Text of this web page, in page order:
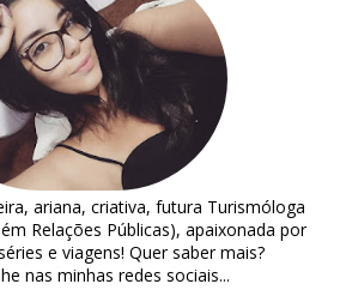
ariana, criativa, futura Turismóloga
Relações Públicas), apaixonada por
e viagens! Quer saber mais?
nas minhas redes sociais...